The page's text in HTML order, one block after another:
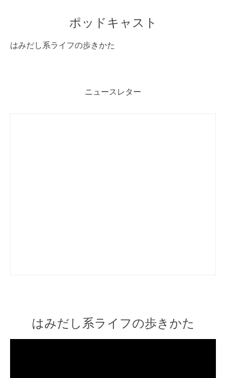
ポッドキャスト
はみだし系ライフの歩きかた
ニュースレター
はみだし系ライフの歩きかた